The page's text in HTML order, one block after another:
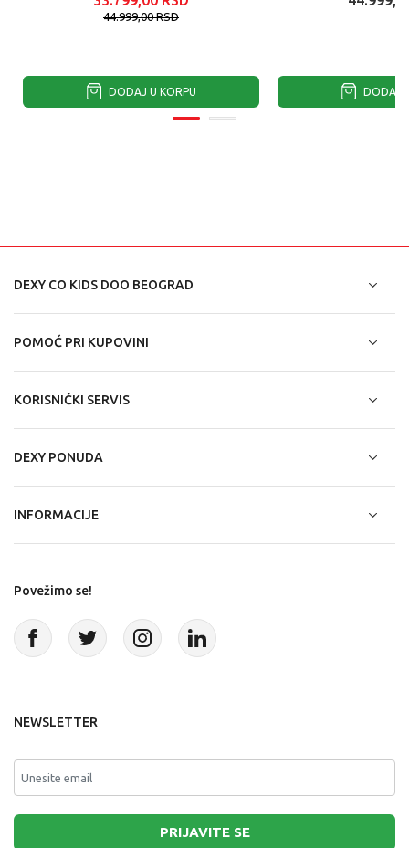
44.999,00RSD
DODAJ U KORPU DODAJ
DEXY CO KIDS DOO BEOGRAD
POMOĆ PRI KUPOVINI
KORISNIČKI SERVIS
DEXY PONUDA
INFORMACIJE
Povežimo se!
NEWSLETTER
PRIJAVITE SE